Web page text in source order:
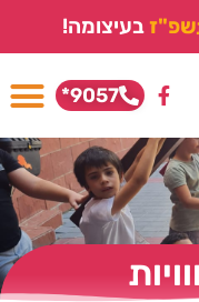
שפ"זבעיצומה!
9057*